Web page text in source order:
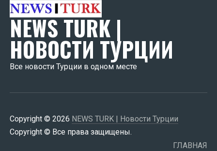
NEWS TURK |
НОВОСТИ ТУРЦИИ
Все новости Турции в одном месте
Copyright © 2026 NEWS TURK | Новости Турции
Copyright © Все права защищены.
ГЛАВНАЯ